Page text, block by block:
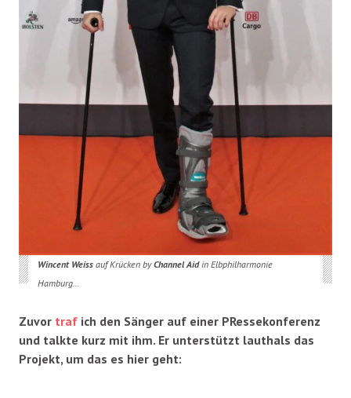
Wincent Weissauf Krücken byChannel Aidin Elbphilharmonie
Hamburg…
Zuvor traf ich den Sänger auf einer PRessekonferenz
und talkte kurz mit ihm. Er unterstützt lauthals das
Projekt, um das es hier geht: